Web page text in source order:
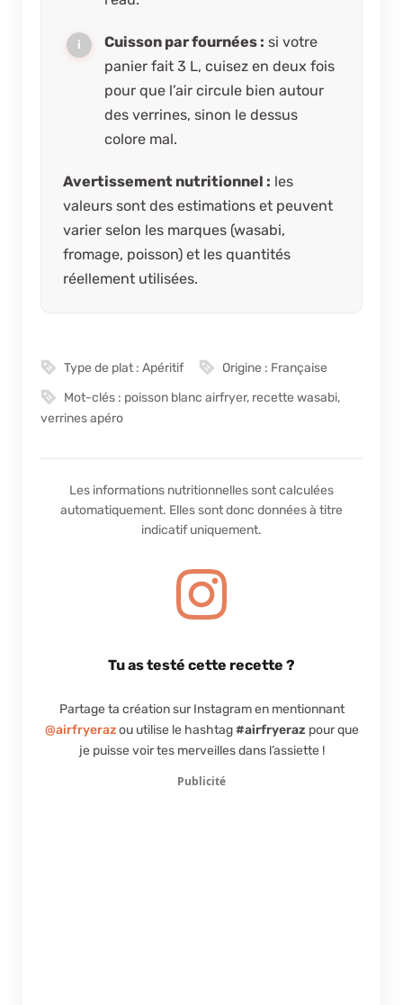
Cuisson par fournées : si votre
panier fait 3 L, cuisez en deux fois
pour que l’air circule bien autour
des verrines, sinon le dessus
colore mal.
Avertissement nutritionnel : les
valeurs sont des estimations et peuvent
varier selon les marques (wasabi,
fromage, poisson) et les quantités
réellement utilisées.
Type de plat :Apéritif Origine : Française
Mot-clés : poisson blanc airfryer, recette wasabi,
verrines apéro
Les informations nutritionnelles sont calculées
automatiquement. Elles sont donc données à titre
indicatif uniquement.
Tu as testé cette recette ?
Partage ta création sur Instagram en mentionnant
@airfryerazou utilise le hashtag#airfryeraz pour que
je puisse voir tes merveilles dans l’assiette !
Publicité